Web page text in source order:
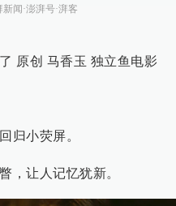
新闻·澎湃号·湃客
原创 马香玉 独立鱼电影
归小荧屏。
，让人记忆犹新。